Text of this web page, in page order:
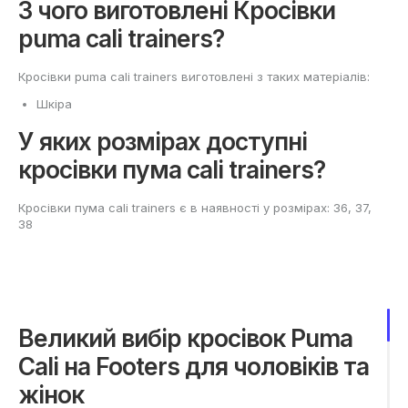
З чого виготовлені Кросівки
puma cali trainers?
Кросівки puma cali trainers виготовлені з таких матеріалів:
Шкіра
У яких розмірах доступні
кросівки пума cali trainers?
Кросівки пума cali trainers є в наявності у розмірах: 36, 37,
38
Великий вибір кросівок Puma
Cali на Footers для чоловіків та
жінок